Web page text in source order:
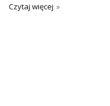
Czytaj więcej